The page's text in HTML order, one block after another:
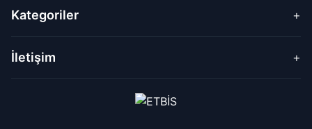
Kategoriler +
İletişim +